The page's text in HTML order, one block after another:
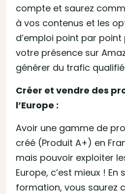
compte et saurez
à vos contenus et les
d’emploi point par
votre présence sur
générer du trafic
Créer et vendre des
l’Europe :
Avoir une gamme de
créé (Produit A+) en
mais pouvoir exploiter
Europe, c’est mieux !
formation, vous saurez